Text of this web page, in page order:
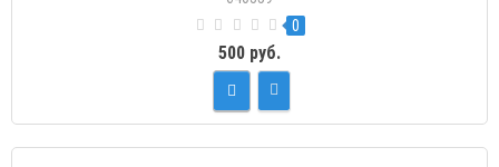
0
500 руб.